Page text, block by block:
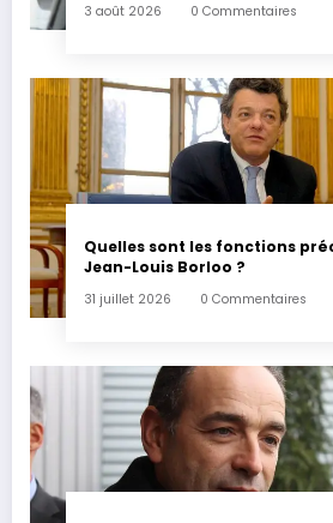
3 août 2026 0 Commentaires
Quelles sont les fonctions
Jean-Louis Borloo ?
31 juillet 2026 0 Commentaires